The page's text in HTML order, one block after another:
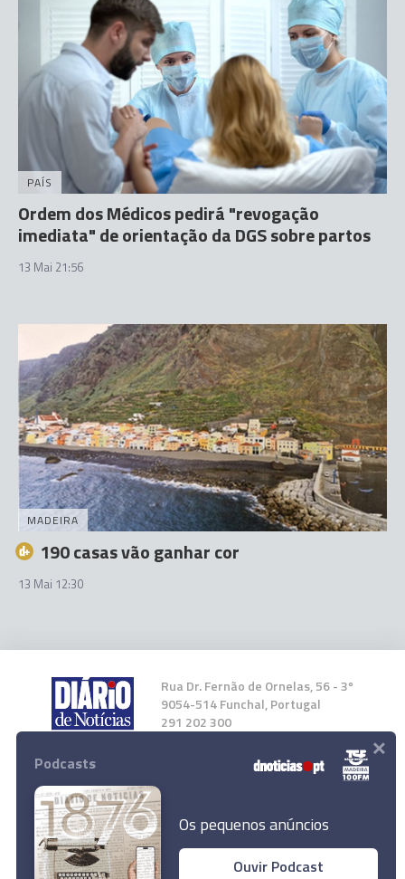
PAÍS
Ordem dos Médicos pedirá "revogação
imediata" de orientação da DGS sobre partos
13 Mai 21:56
MADEIRA
190 casas vão ganhar cor
13 Mai 12:30
Rua Dr. Fernão de Ornelas, 56 - 3º
9054-514 Funchal, Portugal
291 202 300
Instale a nossa App
Podcasts
Os pequenos anúncios
Ouvir Podcast
×